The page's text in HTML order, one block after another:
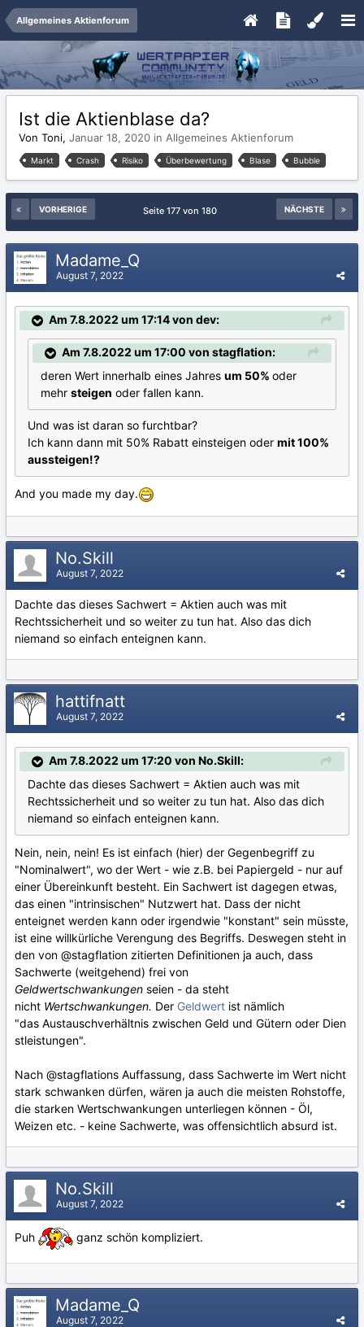
Allgemeines Aktienforum
Ist die Aktienblase da?
Von Toni, Januar 18, 2020 in Allgemeines Aktienforum
Markt Crash Risiko Überbewertung Blase Bubble
VORHERIGE NÄCHSTE
Seite 177 von 180
Madame_Q
August 7, 2022
Am 7.8.2022 um 17:14 von dev:
Am 7.8.2022 um 17:00 von stagflation:
deren Wert innerhalb eines Jahres um 50% oder
mehr steigen oder fallen kann.
Und was ist daran so furchtbar?
Ich kann dann mit 50% Rabatt einsteigen oder mit 100%
aussteigen!?
And you made my day.
No.Skill
August 7, 2022
Dachte das dieses Sachwert = Aktien auch was mit
Rechtssicherheit und so weiter zu tun hat. Also das dich
niemand so einfach enteignen kann.
hattifnatt
August 7, 2022
Am 7.8.2022 um 17:20 von No.Skill:
Dachte das dieses Sachwert = Aktien auch was mit
Rechtssicherheit und so weiter zu tun hat. Also das dich
niemand so einfach enteignen kann.
Nein, nein, nein! Es ist einfach (hier) der Gegenbegriff zu
"Nominalwert", wo der Wert - wie z.B. bei Papiergeld - nur auf
einer Übereinkunft besteht. Ein Sachwert ist dagegen etwas,
das einen "intrinsischen" Nutzwert hat. Dass der nicht
enteignet werden kann oder irgendwie "konstant" sein müsste,
ist eine willkürliche Verengung des Begriffs. Deswegen steht in
den von @stagflation zitierten Definitionen ja auch, dass
Sachwerte (weitgehend) frei von
Geldwertschwankungen seien - da steht
nicht Wertschwankungen. Der Geldwert ist nämlich
"das Austauschverhältnis zwischen Geld und Gütern oder Dien
stleistungen".
Nach @stagflations Auffassung, dass Sachwerte im Wert nicht
stark schwanken dürfen, wären ja auch die meisten Rohstoffe,
die starken Wertschwankungen unterliegen können - Öl,
Weizen etc. - keine Sachwerte, was offensichtlich absurd ist.
No.Skill
August 7, 2022
Puh ganz schön kompliziert.
Madame_Q
August 7, 2022